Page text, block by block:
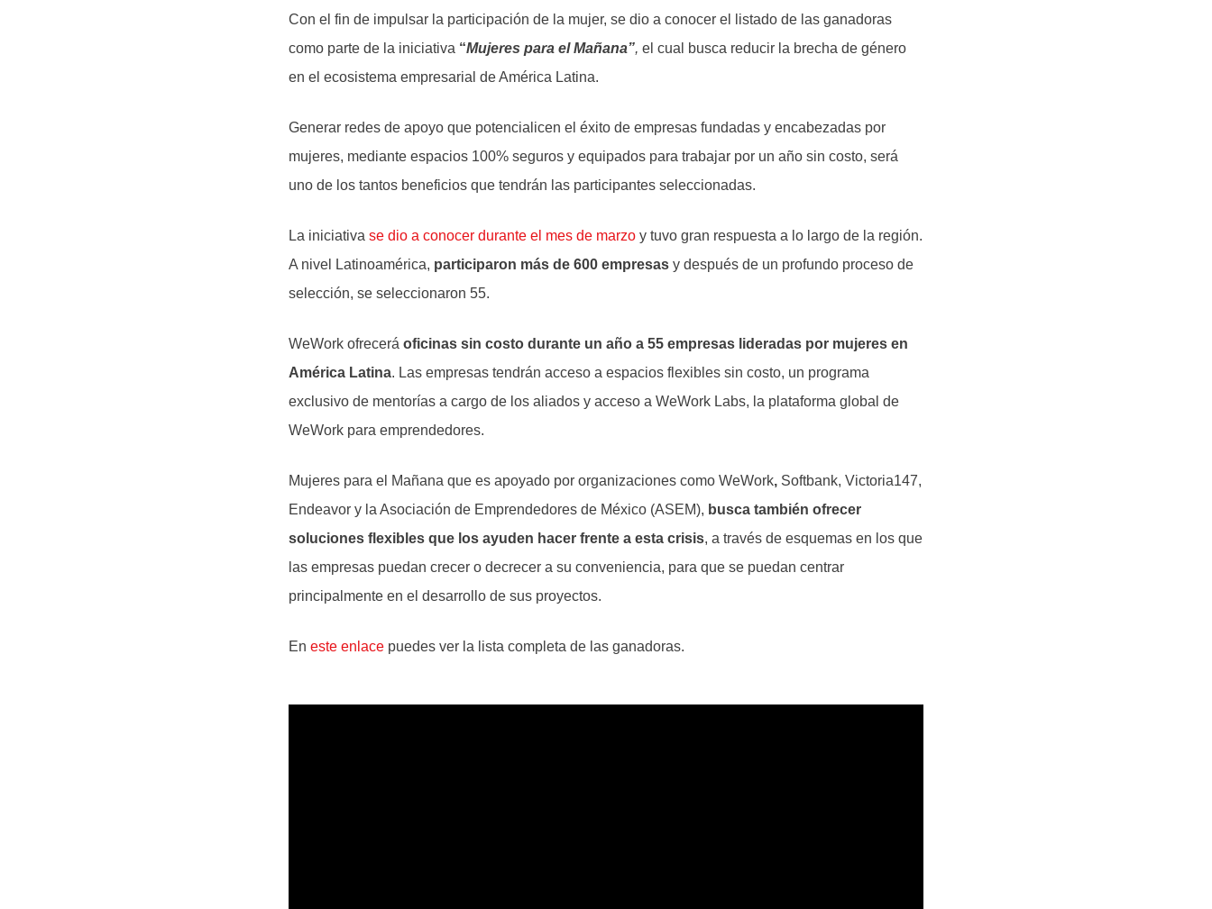
Con el fin de impulsar la participación de la mujer, se dio a conocer el listado de las ganadoras
como parte de la iniciativa “Mujeres para el Mañana”, el cual
busca reducir la brecha de género
en el ecosistema empresarial de América Latina.
Generar redes de apoyo que potencialicen el éxito de empresas fundadas y encabezadas por
mujeres, mediante espacios 100% seguros y equipados para trabajar por un año sin costo, será
uno de los tantos beneficios que tendrán las participantes seleccionadas.
La iniciativa se dio a conocer durante el mes de marzo y tuvo gran respuesta a lo largo de la región.
A nivel Latinoamérica, participaron más de 600 empresas y después de un profundo proceso de
selección, se seleccionaron 55.
WeWork ofrecerá oficinas sin costo durante un año a 55 empresas lideradas por mujeres en
América Latina. Las empresas tendrán acceso a espacios flexibles sin costo, un programa
exclusivo de mentorías a cargo de los aliados y acceso a WeWork Labs, la plataforma global de
WeWork para emprendedores.
Mujeres para el Mañana que es apoyado por organizaciones como WeWork, Softbank, Victoria147,
Endeavor y la Asociación de Emprendedores de México (ASEM), busca también ofrecer
soluciones flexibles que los ayuden hacer frente a esta crisis, a través de esquemas en los que
las empresas puedan crecer o decrecer a su conveniencia, para que se puedan centrar
principalmente en el desarrollo de sus proyectos.
En este enlace puedes ver la lista completa de las ganadoras.